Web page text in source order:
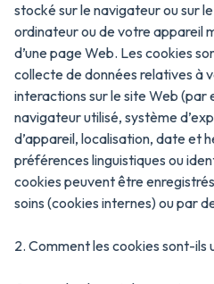
stocké sur le navigateur ou sur
ordinateur ou de votre appareil
d’une page Web. Les cookies
collecte de données relatives à
interactions sur le site Web (par
navigateur utilisé, système
d’appareil, localisation, date et
préférences linguistiques ou
cookies peuvent être
soins (cookies internes) ou par
2. Comment les cookies sont-ils